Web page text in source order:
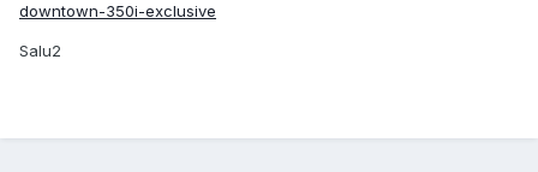
downtown-350i-exclusive
Salu2